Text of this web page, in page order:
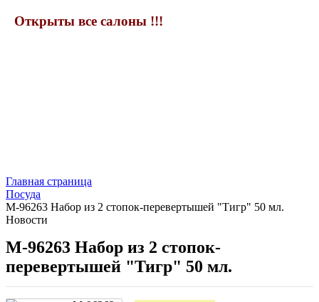
Открыты все салоны !!!
Главная страница
Посуда
M-96263 Набор из 2 стопок-перевертышей "Тигр" 50 мл.
Новости
M-96263 Набор из 2 стопок-
перевертышей "Тигр" 50 мл.